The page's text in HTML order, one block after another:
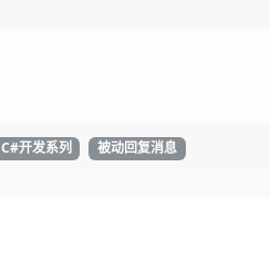
C#开发系列 被动回复消息